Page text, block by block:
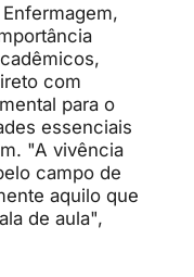
com
para o
essenciais
"A vivência
campo de
aquilo que
de aula",